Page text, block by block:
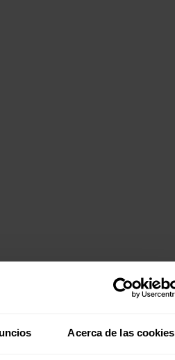
Acerca de las cookies